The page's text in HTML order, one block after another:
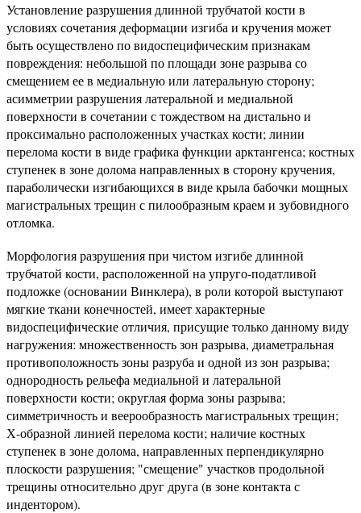
Установление разрушения длинной трубчатой кости в
условиях сочетания деформации изгиба и кручения может
быть осуществлено по видоспецифическим признакам
повреждения: небольшой по площади зоне разрыва со
смещением ее в медиальную или латеральную сторону;
асимметрии разрушения латеральной и медиальной
поверхности в сочетании с тождеством на дистально и
проксимально расположенных участках кости; линии
перелома кости в виде графика функции арктангенса; костных
ступенек в зоне долома направленных в сторону кручения,
параболически изгибающихся в виде крыла бабочки мощных
магистральных трещин с пилообразным краем и зубовидного
отломка.
Морфология разрушения при чистом изгибе длинной
трубчатой кости, расположенной на упруго-податливой
подложке (основании Винклера), в роли которой выступают
мягкие ткани конечностей, имеет характерные
видоспецифические отличия, присущие только данному виду
нагружения: множественность зон разрыва, диаметральная
противоположность зоны разруба и одной из зон разрыва;
однородность рельефа медиальной и латеральной
поверхности кости; округлая форма зоны разрыва;
симметричность и веерообразность магистральных трещин;
Х-образной линией перелома кости; наличие костных
ступенек в зоне долома, направленных перпендикулярно
плоскости разрушения; "смещение" участков продольной
трещины относительно друг друга (в зоне контакта с
индентором).